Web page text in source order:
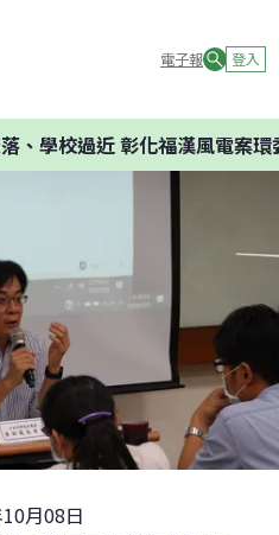
電子報 登入
過近 彰化福漢風電案環委建議
月08日